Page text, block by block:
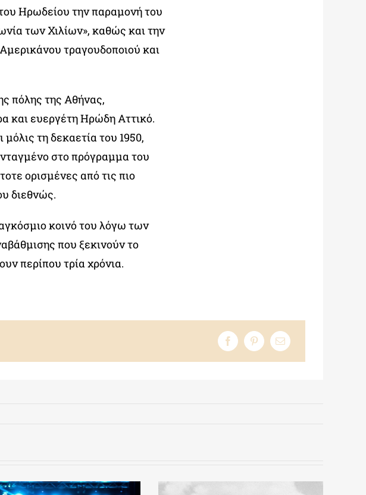
Ηρωδείου την παραμονή του
των Χιλίων», καθώς και την
τραγουδοποιού και
πόλης της Αθήνας,
και ευεργέτη Ηρώδη Αττικό.
τη δεκαετία του 1950,
στο πρόγραμμα του
ορισμένες από τις πιο
διεθνώς.
κοινό του λόγω των
που ξεκινούν το
περίπου τρία χρόνια.